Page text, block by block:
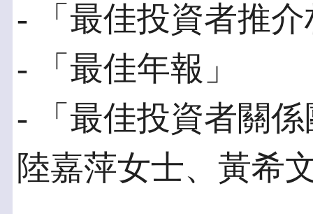
- 「最佳投資者推
- 「最佳年報」
- 「最佳投資者關
陸嘉萍女士、黃希